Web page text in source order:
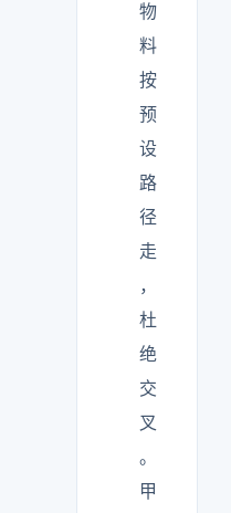
物
料
按
预
设
路
径
走
，
杜
绝
交
叉
。
甲